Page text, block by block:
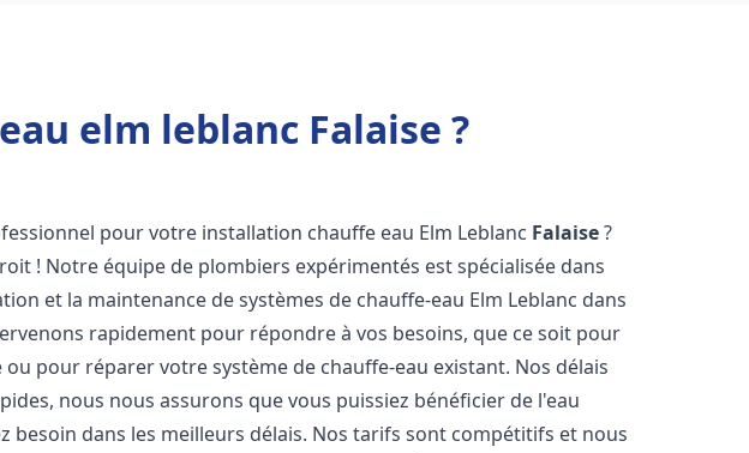
elm leblanc Falaise ?
pour votre installation chauffe eau Elm Leblanc Falaise?
! Notre équipe de plombiers expérimentés est spécialisée dans
et la maintenance de systèmes de chauffe-eau Elm Leblanc dans
rapidement pour répondre à vos besoins, que ce soit pour
pour réparer votre système de chauffe-eau existant. Nos délais
nous nous assurons que vous puissiez bénéficier de l'eau
besoin dans les meilleurs délais. Nos tarifs sont compétitifs et nous